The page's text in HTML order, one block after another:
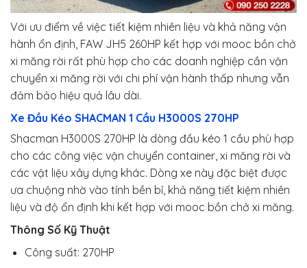
Với ưu điểm về việc tiết kiệm nhiên liệu và khả năng vận
hành ổn định, FAW JH5 260HP kết hợp với mooc bồn chở
xi măng rời rất phù hợp cho các doanh nghiệp cần vận
chuyển xi măng rời với chi phí vận hành thấp nhưng vẫn
đảm bảo hiệu quả lâu dài.
Xe Đầu Kéo SHACMAN 1 Cầu H3000S 270HP
Shacman H3000S 270HP là dòng đầu kéo 1 cầu phù hợp
cho các công việc vận chuyển container, xi măng rời và
các vật liệu xây dựng khác. Dòng xe này đặc biệt được
ưa chuộng nhờ vào tính bền bỉ, khả năng tiết kiệm nhiên
liệu và độ ổn định khi kết hợp với mooc bồn chở xi măng.
Thông Số Kỹ Thuật
Công suất: 270HP